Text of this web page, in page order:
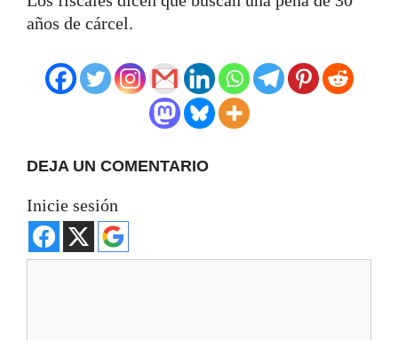
años de cárcel.
DEJA UN COMENTARIO
Inicie sesión